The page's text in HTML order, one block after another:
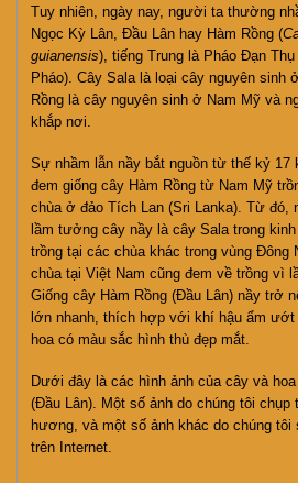
Tuy nhiên, ngày nay, người ta thường
Ngọc Kỳ Lân, Đầu Lân hay Hàm Rồng (
guianensis), tiếng Trung là Pháo Đạn
Pháo). Cây Sala là loại cây nguyên sinh
Rồng là cây nguyên sinh ở Nam Mỹ và
khắp nơi.
Sự nhầm lẫn nầy bắt nguồn từ thế kỷ
đem giống cây Hàm Rồng từ Nam Mỹ
chùa ở đảo Tích Lan (Sri Lanka). Từ đó,
lầm tưởng cây nầy là cây Sala trong
trồng tại các chùa khác trong vùng Đông
chùa tại Việt Nam cũng đem về trồng vì
Giống cây Hàm Rồng (Đầu Lân) nầy trở
lớn nhanh, thích hợp với khí hậu ẩm
hoa có màu sắc hình thù đẹp mắt.
Dưới đây là các hình ảnh của cây và
(Đầu Lân). Một số ảnh do chúng tôi chụp
hương, và một số ảnh khác do chúng
trên Internet.